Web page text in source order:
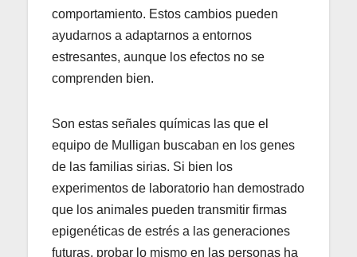
comportamiento. Estos cambios pueden
ayudarnos a adaptarnos a entornos
estresantes, aunque los efectos no se
comprenden bien.
Son estas señales químicas las que el
equipo de Mulligan buscaban en los genes
de las familias sirias. Si bien los
experimentos de laboratorio han demostrado
que los animales pueden transmitir firmas
epigenéticas de estrés a las generaciones
futuras, probar lo mismo en las personas ha